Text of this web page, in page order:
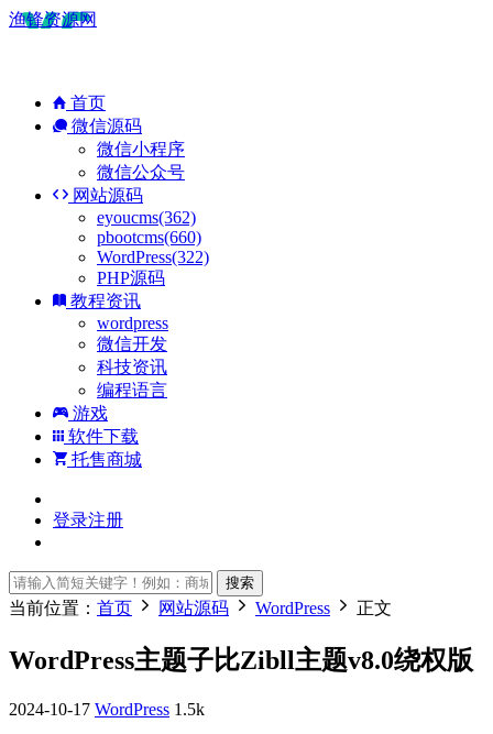
渔锋资源网
首页
微信源码
微信小程序
微信公众号
网站源码
eyoucms(362)
pbootcms(660)
WordPress(322)
PHP源码
教程资讯
wordpress
微信开发
科技资讯
编程语言
游戏
软件下载
托售商城
登录注册
搜索
当前位置： 首页 网站源码 WordPress 正文
WordPress主题子比Zibll主题v8.0绕权版
2024-10-17 WordPress 1.5k